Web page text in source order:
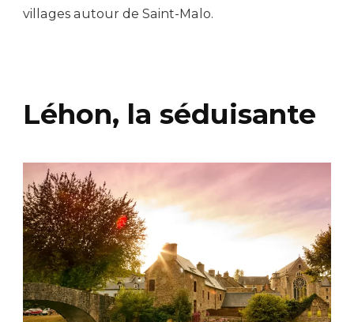
villages autour de Saint-Malo.
Léhon, la séduisante